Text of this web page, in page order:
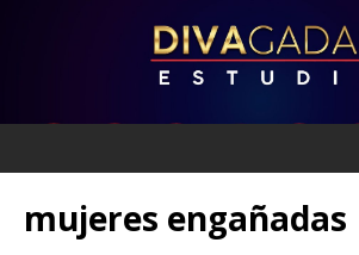
mujeres engañadas